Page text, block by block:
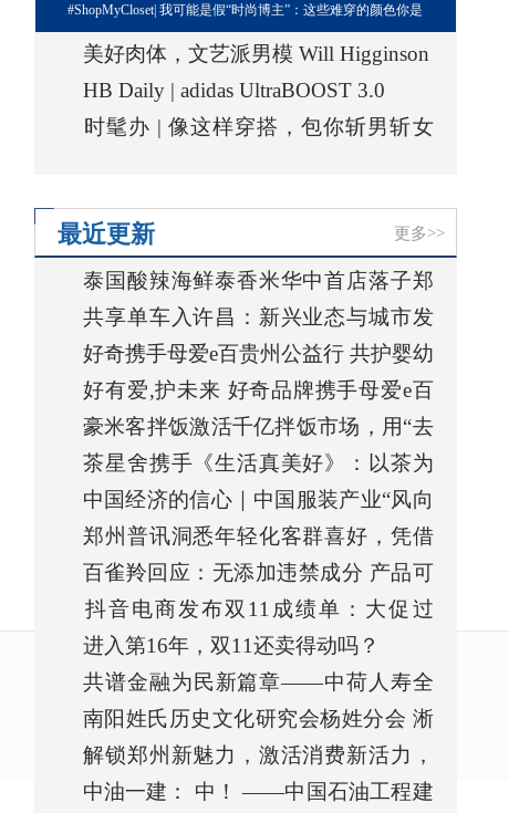
#ShopMyCloset| 我可能是假“时尚博主”：这些难穿的颜色你是
美好肉体，文艺派男模 Will Higginson
HB Daily | adidas UltraBOOST 3.0
时髦办 | 像这样穿搭，包你斩男斩女
最近更新 更多>>
泰国酸辣海鲜泰香米华中首店落子郑
州 ——
共享单车入许昌：新兴业态与城市发
展的碰撞
好奇携手母爱e百贵州公益行 共护婴幼
儿健康
好有爱,护未来 好奇品牌携手母爱e百
共同助
豪米客拌饭激活千亿拌饭市场，用“去
厨师化
茶星舍携手《生活真美好》：以茶为
媒，共绘
中国经济的信心｜中国服装产业“风向
标”：
郑州普讯洞悉年轻化客群喜好，凭借
特色品牌
百雀羚回应：无添加违禁成分 产品可
安全使
抖音电商发布双11成绩单：大促过
半，抖音商
进入第16年，双11还卖得动吗？
共谱金融为民新篇章——中荷人寿全
面启动20
南阳姓氏历史文化研究会杨姓分会 淅
川办事
解锁郑州新魅力，激活消费新活力，
抖音生活
中油一建： 中！ ——中国石油工程建